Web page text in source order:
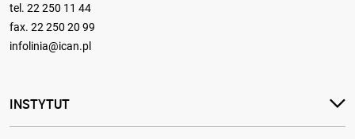
tel. 22 250 11 44
fax. 22 250 20 99
infolinia@ican.pl
INSTYTUT